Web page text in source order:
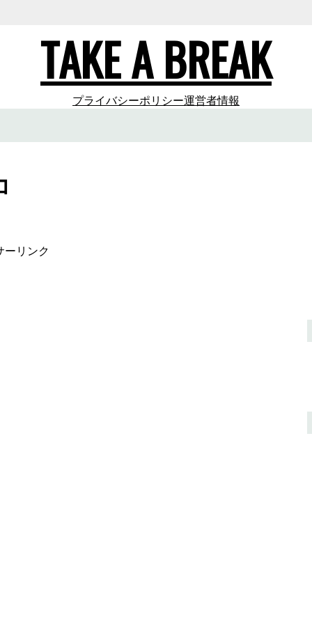
TAKE A BREAK
プライバシーポリシー運営者情報
ーリンク